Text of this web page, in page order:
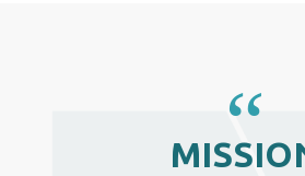
“